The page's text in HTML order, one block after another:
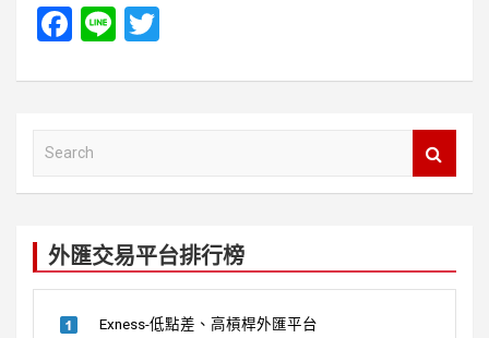
F
ce
o
o
k
Li
e
tt
外匯交易平台排行榜
Exness-低點差、高槓桿外匯平台